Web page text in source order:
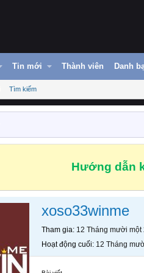
Tin mới Thành viên Danh
Tìm kiếm
Hướng dẫn
xoso33winme
Tham gia 12 Tháng mười một
Hoạt động cuối 12 Tháng